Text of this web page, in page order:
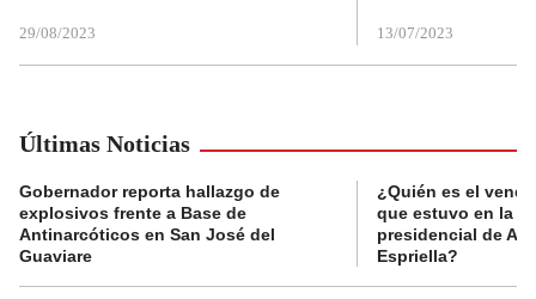
29/08/2023 13/07/2023
Últimas Noticias
Gobernador reporta hallazgo de
explosivos frente a Base de
Antinarcóticos en San José del
Guaviare
¿Quién es el
que estuvo en la
presidencial de
Espriella?